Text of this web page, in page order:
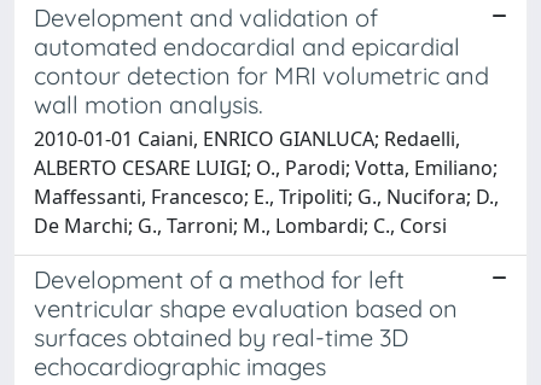
Development and validation of
automated endocardial and epicardial
contour detection for MRI volumetric and
wall motion analysis.
2010-01-01 Caiani, ENRICO GIANLUCA; Redaelli,
ALBERTO CESARE LUIGI; O., Parodi; Votta, Emiliano;
Maffessanti, Francesco; E., Tripoliti; G., Nucifora; D.,
De Marchi; G., Tarroni; M., Lombardi; C., Corsi
Development of a method for left
ventricular shape evaluation based on
surfaces obtained by real-time 3D
echocardiographic images